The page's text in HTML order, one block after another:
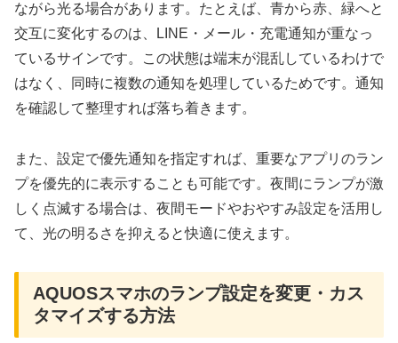
ながら光る場合があります。たとえば、青から赤、緑へと
交互に変化するのは、LINE・メール・充電通知が重なっ
ているサインです。この状態は端末が混乱しているわけで
はなく、同時に複数の通知を処理しているためです。通知
を確認して整理すれば落ち着きます。
また、設定で優先通知を指定すれば、重要なアプリのラン
プを優先的に表示することも可能です。夜間にランプが激
しく点滅する場合は、夜間モードやおやすみ設定を活用し
て、光の明るさを抑えると快適に使えます。
AQUOSスマホのランプ設定を変更・カス
タマイズする方法